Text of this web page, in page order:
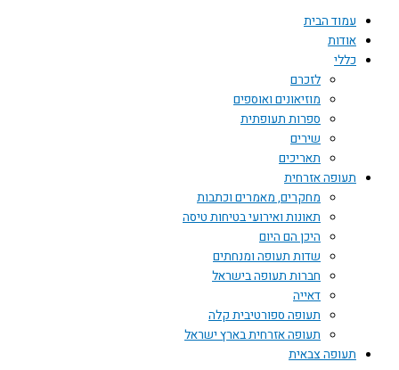
עמוד הבית
אודות
כללי
לזכרם
מוזיאונים ואוספים
ספרות תעופתית
שירים
תאריכים
תעופה אזרחית
מחקרים, מאמרים וכתבות
תאונות ואירועי בטיחות טיסה
היכן הם היום
שדות תעופה ומנחתים
חברות תעופה בישראל
דאייה
תעופה ספורטיבית קלה
תעופה אזרחית בארץ ישראל
תעופה צבאית